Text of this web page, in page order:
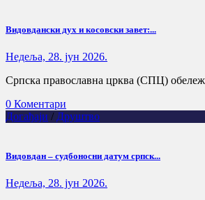
Видовдански дух и косовски завет:...
Недеља, 28. јун 2026.
Српска православна црква (СПЦ)
0 Коментари
Догађаји / Друштво
Видовдан – судбоносни датум српск...
Недеља, 28. јун 2026.